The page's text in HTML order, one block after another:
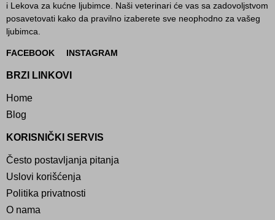
i Lekova za kućne ljubimce. Naši veterinari će vas sa zadovoljstvom
posavetovati kako da pravilno izaberete sve neophodno za vašeg
ljubimca.
FACEBOOK INSTAGRAM
BRZI LINKOVI
Home
Blog
KORISNIČKI SERVIS
Često postavljanja pitanja
Uslovi korišćenja
Politika privatnosti
O nama